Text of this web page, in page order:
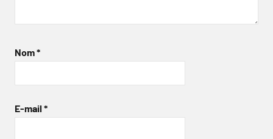
Nom*
E-mail *